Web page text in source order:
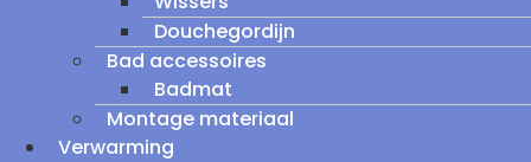
Douchegordijn
Bad accessoires
Badmat
Montage materiaal
Verwarming